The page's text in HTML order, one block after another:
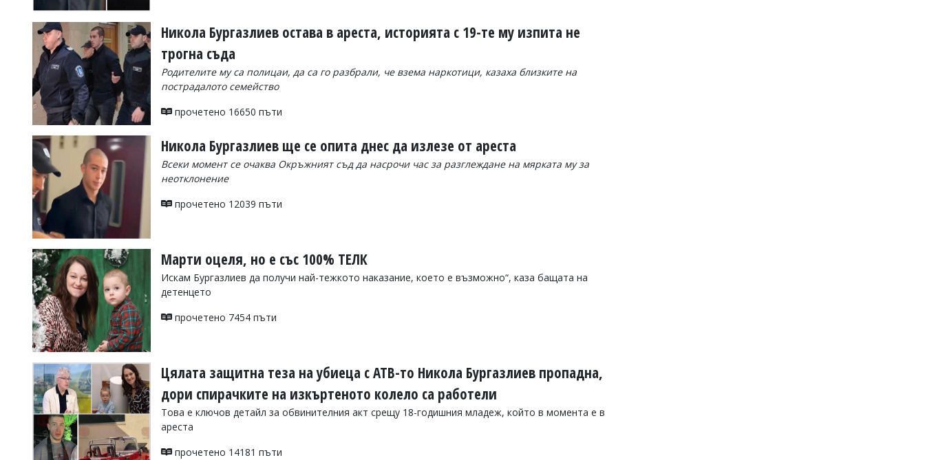
откриете
обиден
коментар,
сигнализирайте
Никола Бургазлиев остава в ареста, историята с 19-те му изпита не
трогна съда
Родителите му са полицаи, да са го разбрали, че взема наркотици, казаха близките на
пострадалото семейство
прочетено 16650 пъти
Никола Бургазлиев ще се опита днес да излезе от ареста
Всеки момент се очаква Окръжният съд да насрочи час за разглеждане на мярката му за
неотклонение
прочетено 12039 пъти
Марти оцеля, но е със 100% ТЕЛК
Искам Бургазлиев да получи най-тежкото наказание, което е възможно“, каза бащата на
детенцето
прочетено 7454 пъти
Цялата защитна теза на убиеца с АТВ-то Никола Бургазлиев пропадна,
дори спирачките на изкъртеното колело са работели
Това е ключов детайл за обвинителния акт срещу 18-годишния младеж, който в момента е в
ареста
прочетено 14181 пъти